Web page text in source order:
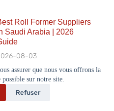
assurer que nous vous offrons la
sur notre site.
Refuser
Roll Former Suppliers
Saudi Arabia | 2026
08-03